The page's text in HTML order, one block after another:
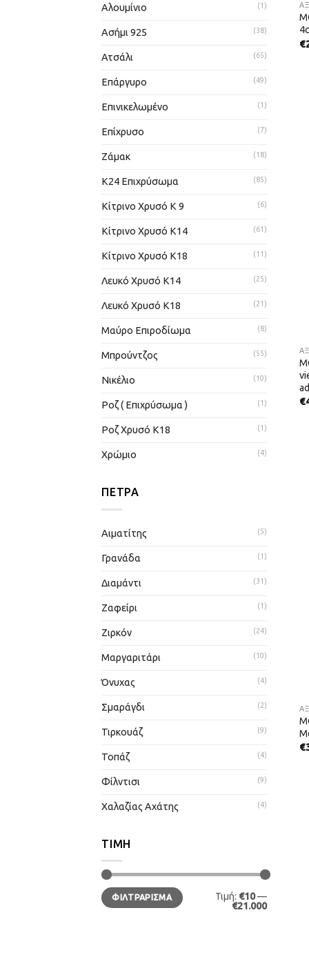
Αλουμίνιο (1)
Ασήμι 925 (38)
Ατσάλι (65)
Επάργυρο (49)
Επινικελωμένο (1)
Επίχρυσο (7)
Ζάμακ (18)
Κ24 Επιχρύσωμα (85)
Κίτρινο Χρυσό Κ 9 (6)
Κίτρινο Χρυσό Κ14 (61)
Κίτρινο Χρυσό Κ18 (11)
Λευκό Χρυσό Κ14 (25)
Λευκό Χρυσό Κ18 (21)
Μαύρο Επιροδίωμα (8)
Μπρούντζος (55)
Νικέλιο (10)
Ροζ ( Επιχρύσωμα ) (1)
Ροζ Χρυσό Κ18 (1)
Χρώμιο (4)
ΠΈΤΡΑ
Αιματίτης (5)
Γρανάδα (1)
Διαμάντι (31)
Ζαφείρι (1)
Ζιρκόν (24)
Μαργαριτάρι (10)
Όνυχας (4)
Σμαράγδι (2)
Τιρκουάζ (9)
Τοπάζ (4)
Φίλντισι (9)
Χαλαζίας Αχάτης (4)
ΤΙΜΉ
Min
price
Max
priceΦΙΛΤΡΆΡΙΣΜΑ Τιμή: €10—
€21.000
€
€
€